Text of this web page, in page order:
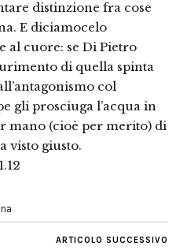
distinzione fra cose
E diciamocelo
al cuore: se Di Pietro
di quella spinta
col
gli prosciuga l’acqua in
mano (cioè per merito) di
visto giusto.
ARTICOLO SUCCESSIVO